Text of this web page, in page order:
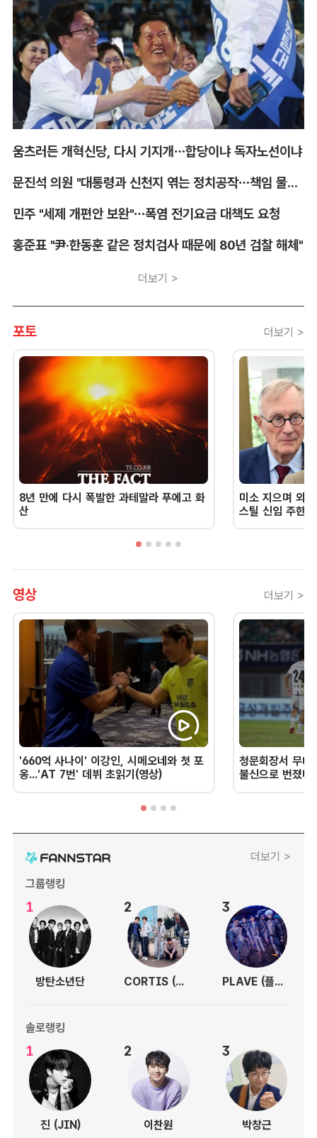
움츠러든 개혁신당, 다시 기지개…합당이냐 독자노선이냐
문진석 의원 "대통령과 신천지 엮는 정치공작…책임 물어야"
민주 "세제 개편안 보완"…폭염 전기요금 대책도 요청
홍준표 "尹·한동훈 같은 정치검사 때문에 80년 검찰 해체"
더보기 >
포토 더보기 >
8년 만에 다시 폭발한 과테말라 푸에고 화
산
미소 지으며 외
스틸 신임 주한
영상 더보기 >
'660억 사나이' 이강인, 시메오네와 첫 포
옹...'AT 7번' 데뷔 초읽기(영상)
청문회장서 무너
불신으로 번졌
더보기 >
그룹랭킹
1
방탄소년단
2
CORTIS (코르티스)
3
PLAVE (플레이브)
솔로랭킹
1
진 (JIN)
2
이찬원
3
박창근